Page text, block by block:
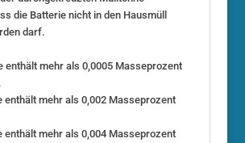
die Batterie nicht in den Hausmüll
darf.
enthält mehr als 0,0005 Masseprozent
enthält mehr als 0,002 Masseprozent
enthält mehr als 0,004 Masseprozent